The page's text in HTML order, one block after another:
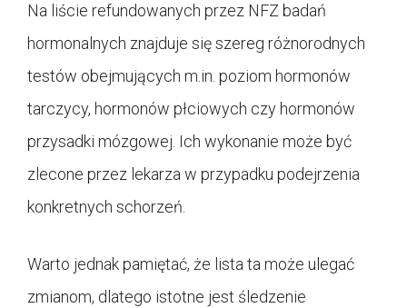
Na liście refundowanych przez NFZ badań
hormonalnych znajduje się szereg różnorodnych
testów obejmujących m.in. poziom hormonów
tarczycy, hormonów płciowych czy hormonów
przysadki mózgowej. Ich wykonanie może być
zlecone przez lekarza w przypadku podejrzenia
konkretnych schorzeń.
Warto jednak pamiętać, że lista ta może ulegać
zmianom, dlatego istotne jest śledzenie